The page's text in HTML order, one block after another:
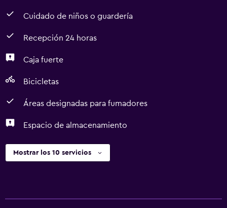
Cuidado de niños o guardería
Recepción 24 horas
Caja fuerte
Bicicletas
Áreas designadas para fumadores
Espacio de almacenamiento
Mostrar los 10 servicios